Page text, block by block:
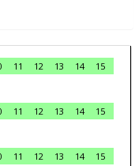
11 12 13 14
15
11 12 13 14
15
11 12 13 14
15